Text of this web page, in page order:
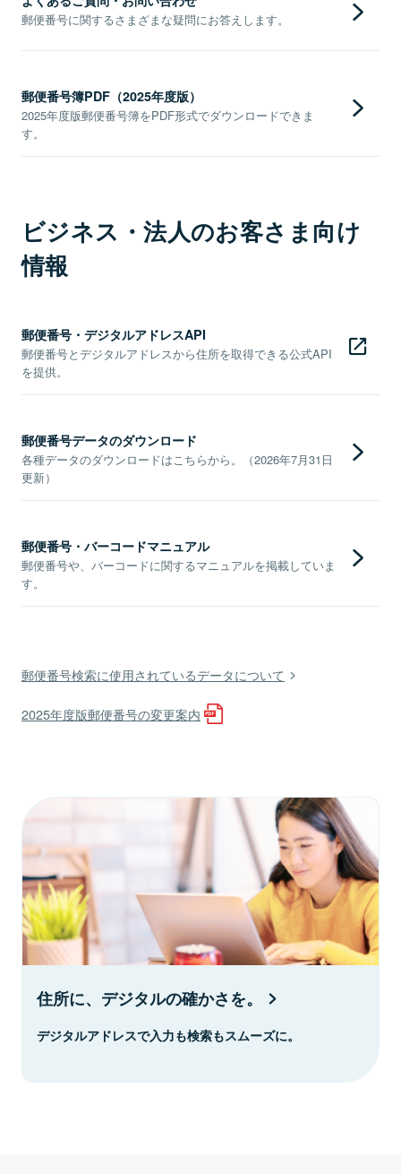
郵便番号に関するさまざまな疑問にお答えします。
郵便番号簿PDF（2025年度版）
2025年度版郵便番号簿をPDF形式でダウンロードできま
す。
ビジネス・法人のお客さま向け
情報
郵便番号・デジタルアドレスAPI
郵便番号とデジタルアドレスから住所を取得できる公式API
を提供。
郵便番号データのダウンロード
各種データのダウンロードはこちらから。（2026年7月31日
更新）
郵便番号・バーコードマニュアル
郵便番号や、バーコードに関するマニュアルを掲載していま
す。
郵便番号検索に使用されているデータについて
2025年度版郵便番号の変更案内
住所に、デジタルの確かさを。
デジタルアドレスで入力も検索もスムーズに。